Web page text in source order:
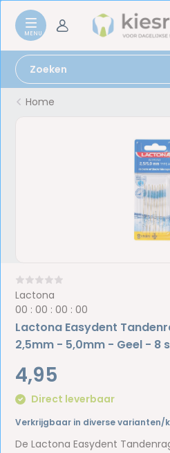
Home
Lactona
00 :00 :00 :00
Lactona Easydent
2,5mm - 5,0mm - Geel - 8
4,95
Direct leverbaar
Verkrijgbaar in diverse varianten/
De Lactona Easydent